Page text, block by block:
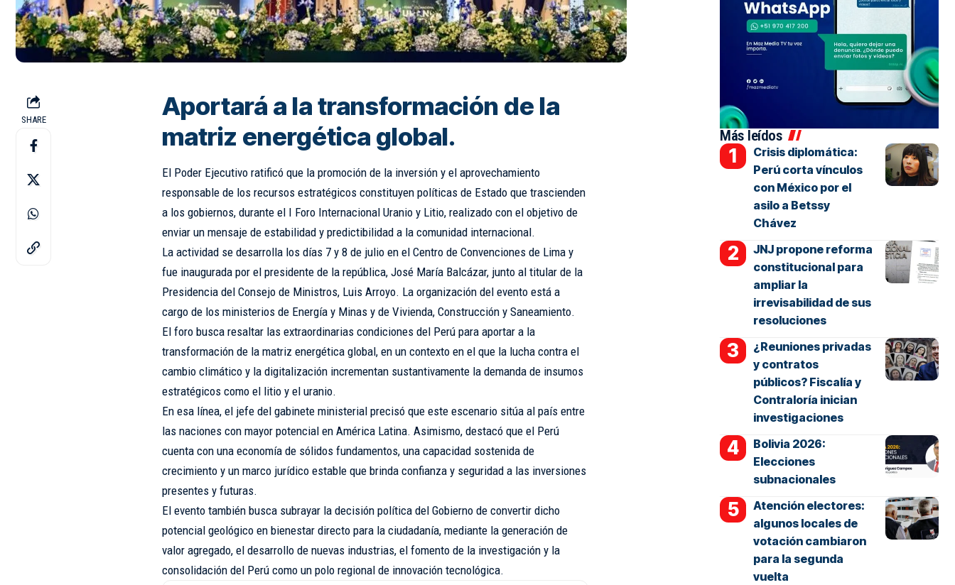
SHARE
Aportará a la transformación de la
matriz energética global.
El Poder Ejecutivo ratificó que la promoción de la inversión y el aprovechamiento
responsable de los recursos estratégicos constituyen políticas de Estado que trascienden
a los gobiernos, durante el I Foro Internacional Uranio y Litio, realizado con el objetivo de
enviar un mensaje de estabilidad y predictibilidad a la comunidad internacional.
La actividad se desarrolla los días 7 y 8 de julio en el Centro de Convenciones de Lima y
fue inaugurada por el presidente de la república, José María Balcázar, junto al titular de la
Presidencia del Consejo de Ministros, Luis Arroyo. La organización del evento está a
cargo de los ministerios de Energía y Minas y de Vivienda, Construcción y Saneamiento.
El foro busca resaltar las extraordinarias condiciones del Perú para aportar a la
transformación de la matriz energética global, en un contexto en el que la lucha contra el
cambio climático y la digitalización incrementan sustantivamente la demanda de insumos
estratégicos como el litio y el uranio.
En esa línea, el jefe del gabinete ministerial precisó que este escenario sitúa al país entre
las naciones con mayor potencial en América Latina. Asimismo, destacó que el Perú
cuenta con una economía de sólidos fundamentos, una capacidad sostenida de
crecimiento y un marco jurídico estable que brinda confianza y seguridad a las inversiones
presentes y futuras.
El evento también busca subrayar la decisión política del Gobierno de convertir dicho
potencial geológico en bienestar directo para la ciudadanía, mediante la generación de
valor agregado, el desarrollo de nuevas industrias, el fomento de la investigación y la
consolidación del Perú como un polo regional de innovación tecnológica.
Más leídos
Crisis diplomática:
Perú corta vínculos
con México por el
asilo a Betssy
Chávez
JNJ propone reforma
constitucional para
ampliar la
irrevisabilidad de sus
resoluciones
¿Reuniones privadas
y contratos
públicos? Fiscalía y
Contraloría inician
investigaciones
Bolivia 2026:
Elecciones
subnacionales
Atención electores:
algunos locales de
votación cambiaron
para la segunda
vuelta